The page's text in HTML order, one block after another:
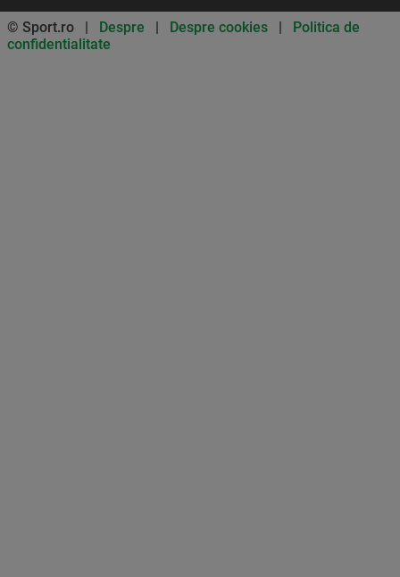
© Sport.ro | Despre Despre cookies
Politica de
confidentialitate